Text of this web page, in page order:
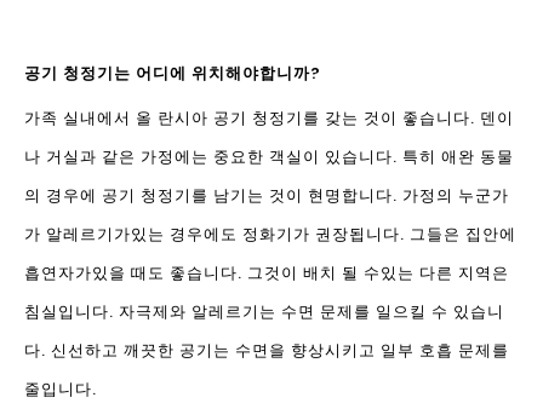
공기 청정기는 어디에 위치해야합니까?
가족 실내에서 올 란시아 공기 청정기를 갖는 것이 좋습니다. 덴이
나 거실과 같은 가정에는 중요한 객실이 있습니다. 특히 애완 동물
의 경우에 공기 청정기를 남기는 것이 현명합니다. 가정의 누군가
가 알레르기가있는 경우에도 정화기가 권장됩니다. 그들은 집안에
흡연자가있을 때도 좋습니다. 그것이 배치 될 수있는 다른 지역은
침실입니다. 자극제와 알레르기는 수면 문제를 일으킬 수 있습니
다. 신선하고 깨끗한 공기는 수면을 향상시키고 일부 호흡 문제를
줄입니다.